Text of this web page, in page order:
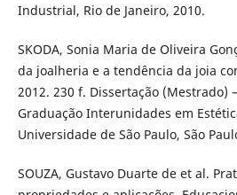
Industrial, Rio de Janeiro, 2010.
SKODA, Sonia Maria de Oliveira
da joalheria e a tendência da joia
2012. 230 f. Dissertação (Mestrado)
Graduação Interunidades em
Universidade de São Paulo, São
SOUZA, Gustavo Duarte de et al.